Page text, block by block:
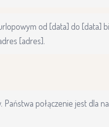
od [data] do [data]
[adres].
połączenie jest dla